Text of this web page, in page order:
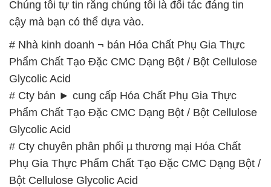
Chúng tôi tự tin rằng chúng tôi là đối tác đáng tin
cậy mà bạn có thể dựa vào.
# Nhà kinh doanh ¬ bán Hóa Chất Phụ Gia Thực
Phẩm Chất Tạo Đặc CMC Dạng Bột / Bột Cellulose
Glycolic Acid
# Cty bán ► cung cấp Hóa Chất Phụ Gia Thực
Phẩm Chất Tạo Đặc CMC Dạng Bột / Bột Cellulose
Glycolic Acid
# Cty chuyên phân phối µ thương mại Hóa Chất
Phụ Gia Thực Phẩm Chất Tạo Đặc CMC Dạng Bột /
Bột Cellulose Glycolic Acid